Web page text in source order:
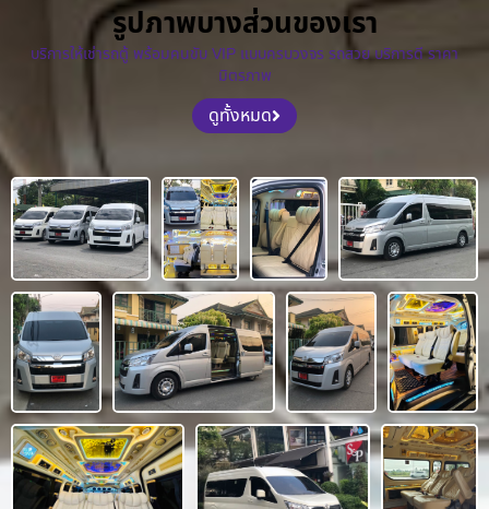
รูปภาพบางส่วนของเรา
บริการให้เช่ารถตู้ พร้อมคนขับ VIP แบบครบวงจร รถสวย บริการดี ราคา
มิตรภาพ
ดูทั้งหมด